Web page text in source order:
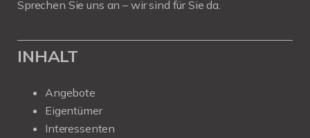
Sprechen Sie uns an – wir sind für Sie da.
INHALT
Angebote
Eigentümer
Interessenten